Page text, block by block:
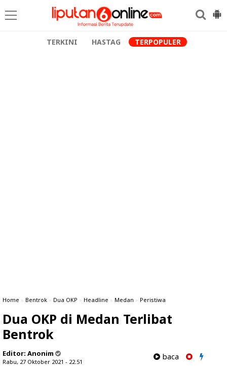
TERKINI HASTAG TERPOPULER
Home » Bentrok » Dua OKP » Headline » Medan » Peristiwa
Dua OKP di Medan Terlibat
Bentrok
Editor: Anonim
Rabu, 27 Oktober 2021 - 22.51
baca